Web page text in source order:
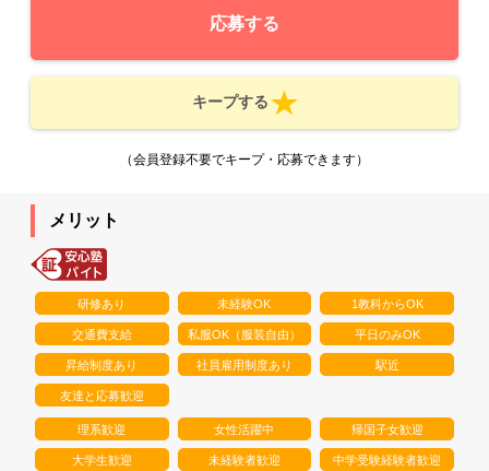
応募する
キープする
（会員登録不要でキープ・応募できます）
メリット
研修あり 未経験OK 1教科からOK
交通費支給 私服OK（服装自由） 平日のみOK
昇給制度あり 社員雇用制度あり 駅近
友達と応募歓迎
理系歓迎 女性活躍中 帰国子女歓迎
大学生歓迎 未経験者歓迎 中学受験経験者歓迎